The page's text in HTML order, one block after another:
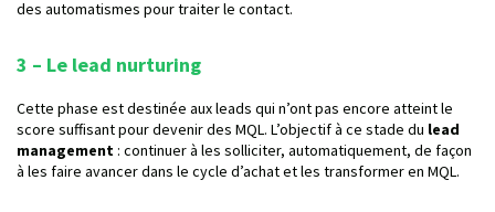
des automatismes pour traiter le contact.
3 – Le lead nurturing
Cette phase est destinée aux leads qui n’ont pas encore atteint le
score suffisant pour devenir des MQL. L’objectif à ce stade du lead
management : continuer à les solliciter, automatiquement, de façon
à les faire avancer dans le cycle d’achat et les transformer en MQL.